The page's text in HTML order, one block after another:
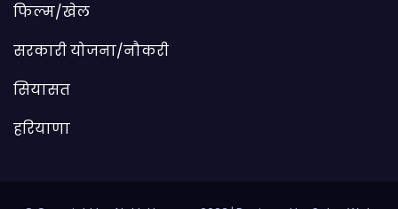
फिल्म/खेल
सरकारी योजना/नौकरी
सियासत
हरियाणा